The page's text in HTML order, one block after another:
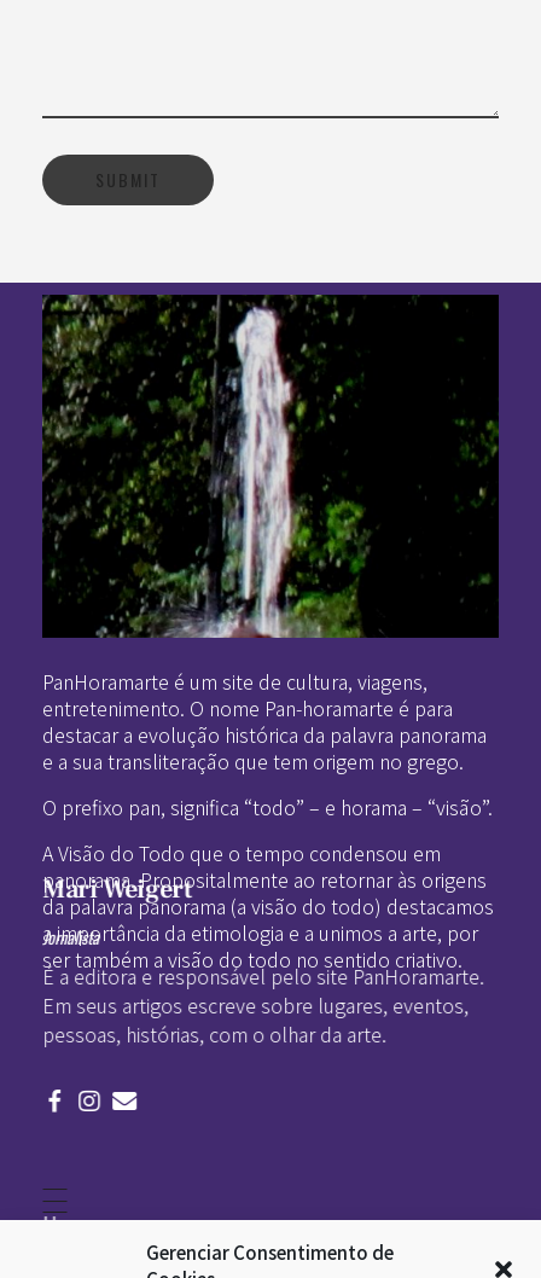
Gerenciar Consentimento de
PanHoramarte é um site de cultura, viagens,
entretenimento. O nome Pan-horamarte é para
destacar a evolução histórica da palavra panorama
e a sua transliteração que tem origem no grego.
O prefixo pan, significa “todo” – e horama – “visão”.
A Visão do Todo que o tempo condensou em
panorama. Propositalmente ao retornar às origens
da palavra panorama (a visão do todo) destacamos
a importância da etimologia e a unimos a arte, por
ser também a visão do todo no sentido criativo.
Mari Weigert
Jornalista
É a editora e responsável pelo site PanHoramarte.
Em seus artigos escreve sobre lugares, eventos,
pessoas, histórias, com o olhar da arte.
Home